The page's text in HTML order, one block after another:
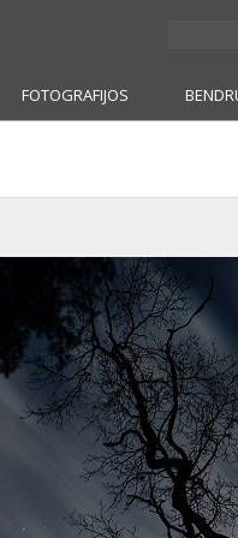
FOTOGRAFIJOS